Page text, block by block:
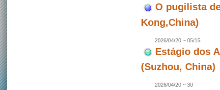
O pugilista
Kong,China)
2026/04/20 ~ 05/15
Estágio dos
(Suzhou, China)
2026/04/20 ~ 30